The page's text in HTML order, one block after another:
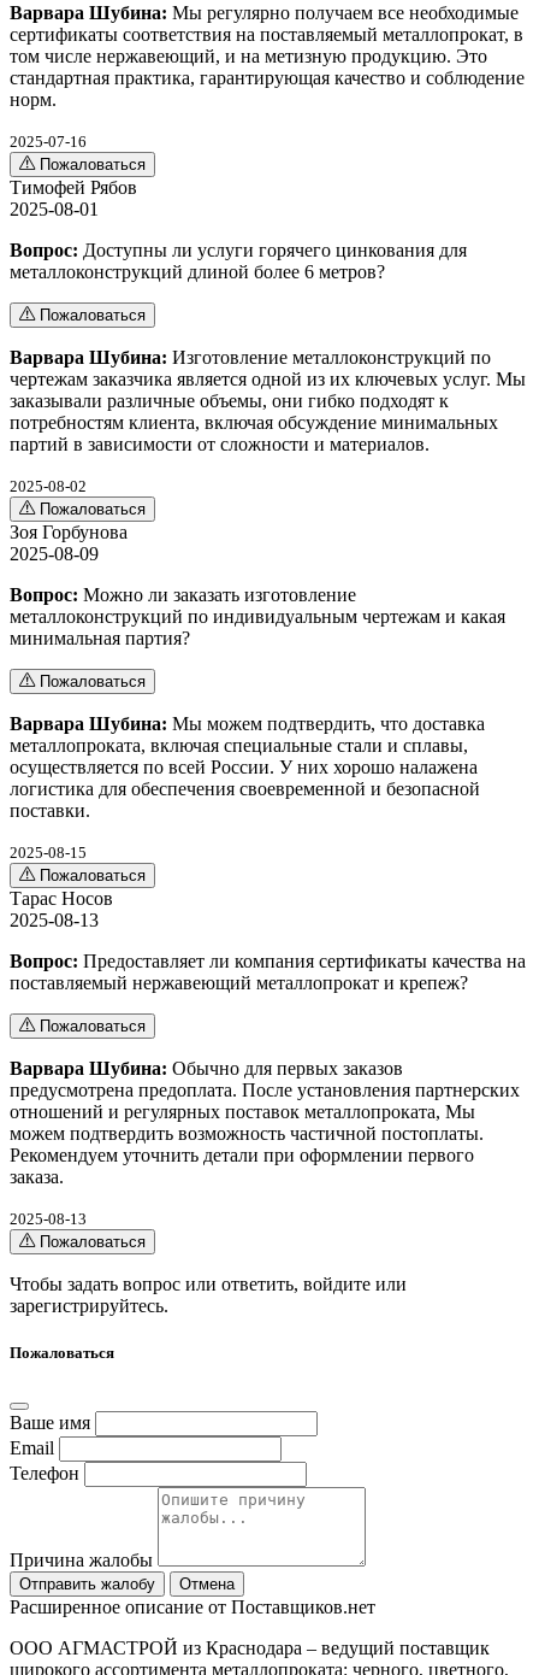
Варвара Шубина: Мы регулярно получаем все необходимые
сертификаты соответствия на поставляемый металлопрокат, в
том числе нержавеющий, и на метизную продукцию. Это
стандартная практика, гарантирующая качество и соблюдение
норм.
2025-07-16
Пожаловаться
Тимофей Рябов
2025-08-01
Вопрос: Доступны ли услуги горячего цинкования для
металлоконструкций длиной более 6 метров?
Пожаловаться
Варвара Шубина: Изготовление металлоконструкций по
чертежам заказчика является одной из их ключевых услуг. Мы
заказывали различные объемы, они гибко подходят к
потребностям клиента, включая обсуждение минимальных
партий в зависимости от сложности и материалов.
2025-08-02
Пожаловаться
Зоя Горбунова
2025-08-09
Вопрос: Можно ли заказать изготовление
металлоконструкций по индивидуальным чертежам и какая
минимальная партия?
Пожаловаться
Варвара Шубина: Мы можем подтвердить, что доставка
металлопроката, включая специальные стали и сплавы,
осуществляется по всей России. У них хорошо налажена
логистика для обеспечения своевременной и безопасной
поставки.
2025-08-15
Пожаловаться
Тарас Носов
2025-08-13
Вопрос: Предоставляет ли компания сертификаты качества на
поставляемый нержавеющий металлопрокат и крепеж?
Пожаловаться
Варвара Шубина: Обычно для первых заказов
предусмотрена предоплата. После установления партнерских
отношений и регулярных поставок металлопроката, Мы
можем подтвердить возможность частичной постоплаты.
Рекомендуем уточнить детали при оформлении первого
заказа.
2025-08-13
Пожаловаться
Чтобы задать вопрос или ответить, войдите или
зарегистрируйтесь.
Пожаловаться
Ваше имя
Email
Телефон
Причина жалобы
Отправить жалобу Отмена
Расширенное описание от Поставщиков.нет
ООО АГМАСТРОЙ из Краснодара – ведущий поставщик
широкого ассортимента металлопроката: черного, цветного,